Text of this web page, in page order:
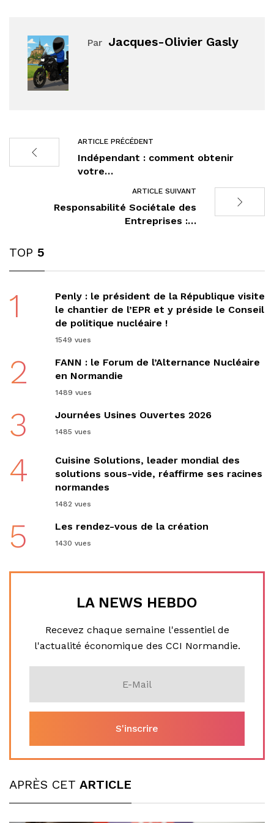
Par Jacques-Olivier Gasly
ARTICLE PRÉCÉDENT
Indépendant : comment obtenir
votre…
ARTICLE SUIVANT
Responsabilité Sociétale des
Entreprises :…
TOP 5
1
Penly : le président de la République visite
le chantier de l’EPR et y préside le Conseil
de politique nucléaire !
1549 vues
2
FANN : le Forum de l’Alternance Nucléaire
en Normandie
1489 vues
3 Journées Usines Ouvertes 2026
1485 vues
4
Cuisine Solutions, leader mondial des
solutions sous-vide, réaffirme ses racines
normandes
1482 vues
5 Les rendez-vous de la création
1430 vues
LA NEWS HEBDO
Recevez chaque semaine l'essentiel de
l'actualité économique des CCI Normandie.
APRÈS CET ARTICLE